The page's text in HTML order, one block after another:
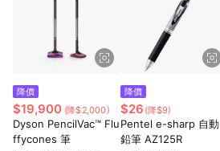
降價
$19,900 (降$2,000)
Dyson PencilVac™ Flu
ffycones 筆
降價
$26 (降$9)
Pentel e-sharp 自動
鉛筆 AZ125R